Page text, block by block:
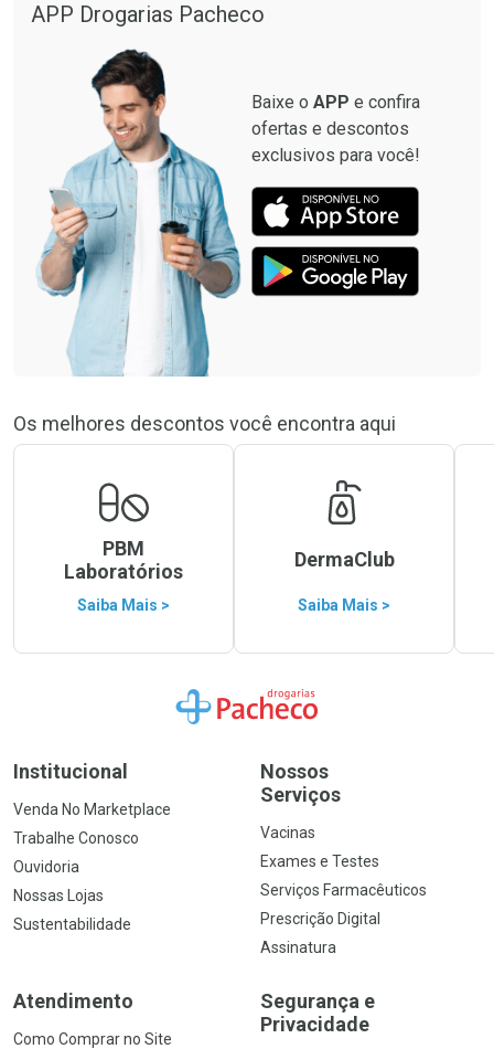
APP Drogarias Pacheco
Baixe o APP e confira
ofertas e descontos
exclusivos para você!
Os melhores descontos você encontra aqui
PBM
Laboratórios
Saiba Mais >
DermaClub
Saiba Mais >
Ir para a Home
Institucional
Venda No Marketplace
Trabalhe Conosco
Ouvidoria
Nossas Lojas
Sustentabilidade
Nossos
Serviços
Vacinas
Exames e Testes
Serviços Farmacêuticos
Prescrição Digital
Assinatura
Atendimento
Como Comprar no Site
Segurança e
Privacidade